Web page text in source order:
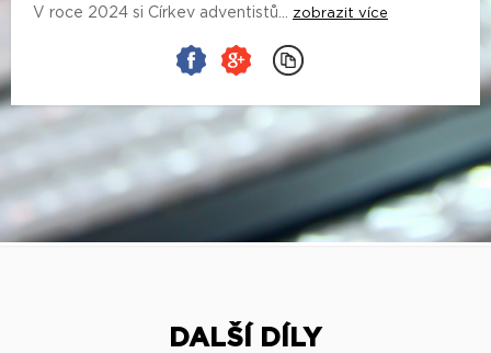
V roce 2024 si Církev adventistů... zobrazit více
DALŠÍ DÍLY